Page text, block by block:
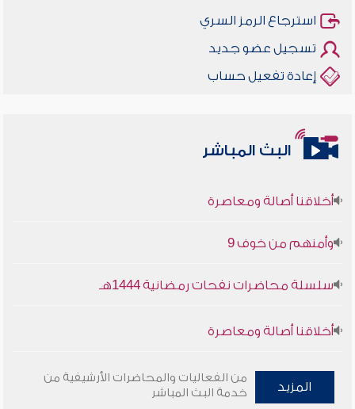
استرجاع الرمز السري
تسجيل عضو جديد
إعادة تفعيل حساب
البث المباشر
سلسلة محاضرات نفحات رمضانية 1444هـ
المزيد
من الفعاليات والمحاضرات الأرشيفية من
خدمة البث المباشر